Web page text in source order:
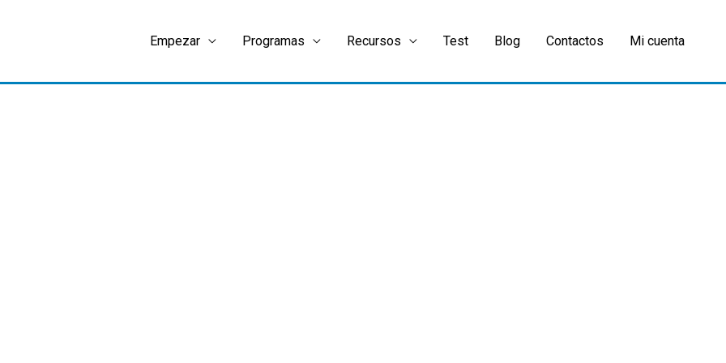
Empezar Programas Recursos Test Blog Contactos Mi cuenta